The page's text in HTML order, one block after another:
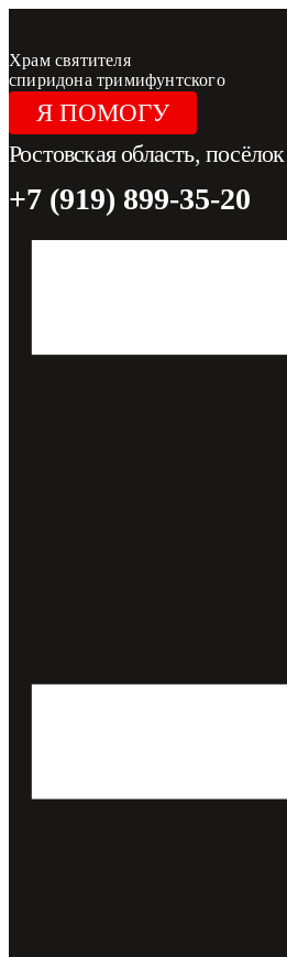
содержимому
Храм святителя
спиридона тримифунтского
Я ПОМОГУ
Ростовская область,
+7 (919) 899-35-20